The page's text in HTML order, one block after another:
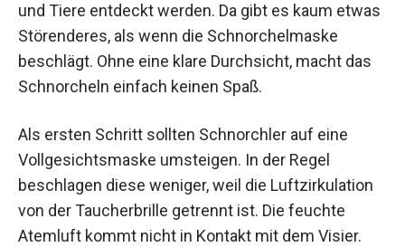
und Tiere entdeckt werden. Da gibt es kaum etwas
Störenderes, als wenn die Schnorchelmaske
beschlägt. Ohne eine klare Durchsicht, macht das
Schnorcheln einfach keinen Spaß.
Als ersten Schritt sollten Schnorchler auf eine
Vollgesichtsmaske umsteigen. In der Regel
beschlagen diese weniger, weil die Luftzirkulation
von der Taucherbrille getrennt ist. Die feuchte
Atemluft kommt nicht in Kontakt mit dem Visier.